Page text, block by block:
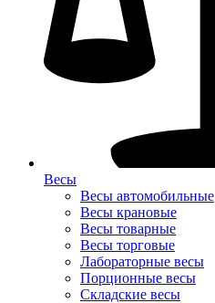
Весы
Весы автомобильные
Весы крановые
Весы товарные
Весы торговые
Лабораторные весы
Порционные весы
Складские весы